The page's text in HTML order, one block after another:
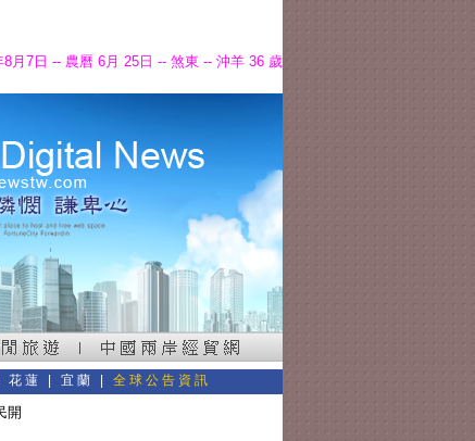
8月7日 -- 農曆 6月 25日 -- 煞東 -- 沖羊 36 歲
花蓮 宜蘭 全球公告資訊
開